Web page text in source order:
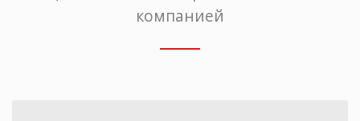
компанией